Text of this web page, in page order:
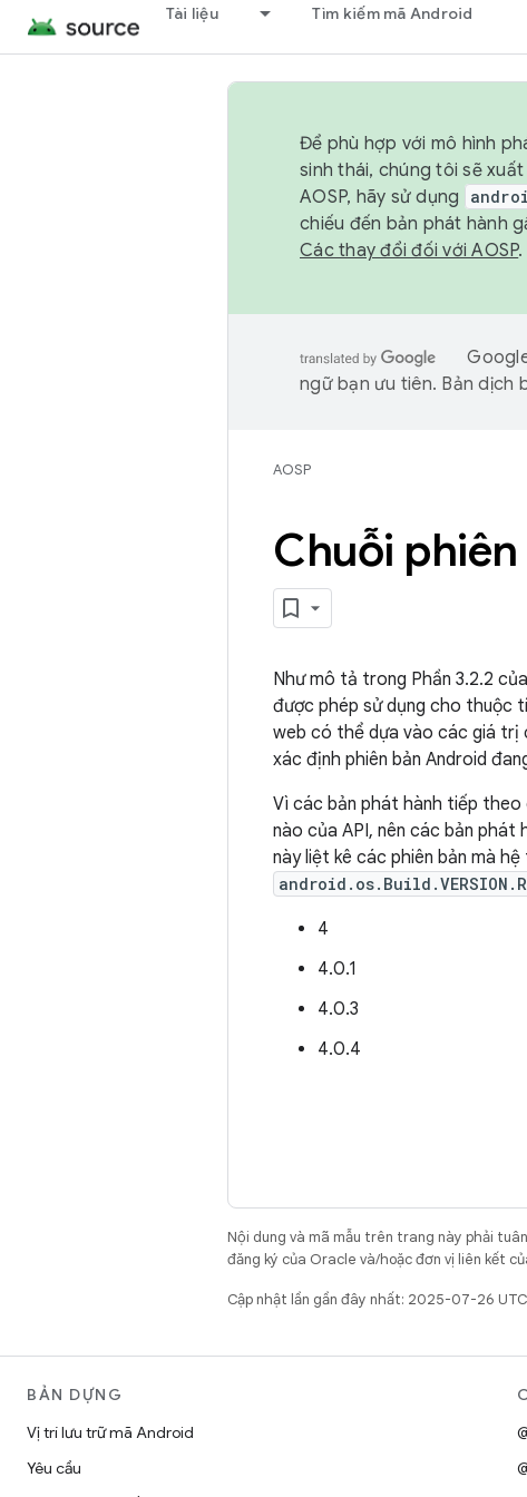
Tài liệu Tìm kiếm mã Android
Để phù hợp với mô hình
sinh thái, chúng tôi sẽ
AOSP, hãy sử dụng
chiếu đến bản phát hành
Các thay đổi đối với AOSP.
ngữ bạn ưu tiên. Bản dịch
AOSP
Chuỗi
Như mô tả trong Phần 3.2.2 của
được phép sử dụng cho thuộc
web có thể dựa vào các giá trị
xác định phiên bản Android
Vì các bản phát hành tiếp theo
nào của API, nên các bản phát
này liệt kê các phiên bản mà
4
4.0.1
4.0.3
4.0.4
Nội dung và mã mẫu trên trang này phải
đăng ký của Oracle và/hoặc đơn vị liên kết
Cập nhật lần gần đây nhất: 2025-07-26
BẢN DỰNG
Vị trí lưu trữ mã Android
Yêu cầu